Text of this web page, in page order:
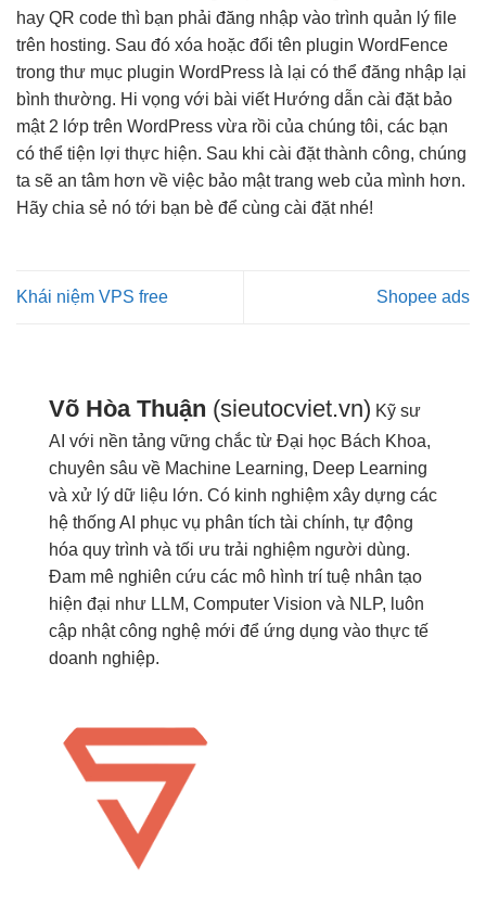
hay QR code thì bạn phải đăng nhập vào trình quản lý file
trên hosting. Sau đó xóa hoặc đổi tên plugin WordFence
trong thư mục plugin WordPress là lại có thể đăng nhập lại
bình thường. Hi vọng với bài viết Hướng dẫn cài đặt bảo
mật 2 lớp trên WordPress vừa rồi của chúng tôi, các bạn
có thể tiện lợi thực hiện. Sau khi cài đặt thành công, chúng
ta sẽ an tâm hơn về việc bảo mật trang web của mình hơn.
Hãy chia sẻ nó tới bạn bè để cùng cài đặt nhé!
Khái niệm VPS free Shopee ads
Võ Hòa Thuận (sieutocviet.vn) Kỹ sư
AI với nền tảng vững chắc từ Đại học Bách Khoa,
chuyên sâu về Machine Learning, Deep Learning
và xử lý dữ liệu lớn. Có kinh nghiệm xây dựng các
hệ thống AI phục vụ phân tích tài chính, tự động
hóa quy trình và tối ưu trải nghiệm người dùng.
Đam mê nghiên cứu các mô hình trí tuệ nhân tạo
hiện đại như LLM, Computer Vision và NLP, luôn
cập nhật công nghệ mới để ứng dụng vào thực tế
doanh nghiệp.